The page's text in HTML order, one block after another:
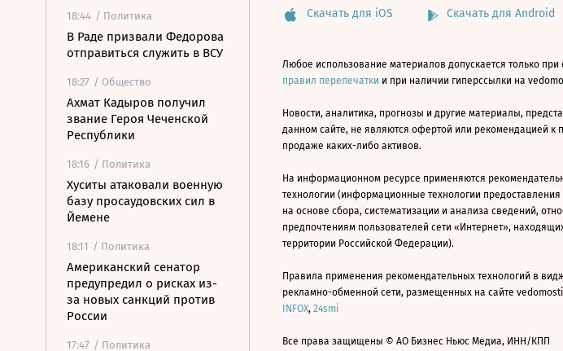
18:44 / Политика
В Раде призвали Федорова
отправиться служить в ВСУ
18:27 / Общество
Ахмат Кадыров получил
звание Героя Чеченской
Республики
18:16 / Политика
Хуситы атаковали военную
базу просаудовских сил в
Йемене
18:11 / Политика
Американский сенатор
предупредил о рисках из-
за новых санкций против
России
17:47 / Политика
Скачать для iOS Скачать для Android
Любое использование материалов допускается только
правил перепечатки и при наличии гиперссылки на
Новости, аналитика, прогнозы и другие материалы,
данном сайте, не являются офертой или рекомендацией к
продаже каких-либо активов.
На информационном ресурсе применяются
технологии (информационные технологии
на основе сбора, систематизации и анализа сведений,
предпочтениям пользователей сети «Интернет»,
территории Российской Федерации).
Правила применения рекомендательных технологий в
рекламно-обменной сети, размещенных на сайте
INFOX, 24smi
Все права защищены © АО Бизнес Ньюс Медиа, ИНН/КПП